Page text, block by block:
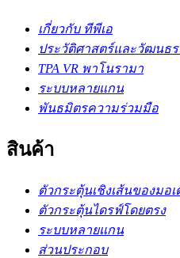
เกี่ยวกับ ทีพีเอ
ประวัติศาสตร์และวัฒนธ
TPA VR พาโนรามา
ระบบหลายแกน
พันธมิตรความร่วมมือ
สินค้า
ตัวกระตุ้นเชิงเส้นของมอ
ตัวกระตุ้นไดรฟ์โดยตรง
ระบบหลายแกน
ส่วนประกอบ